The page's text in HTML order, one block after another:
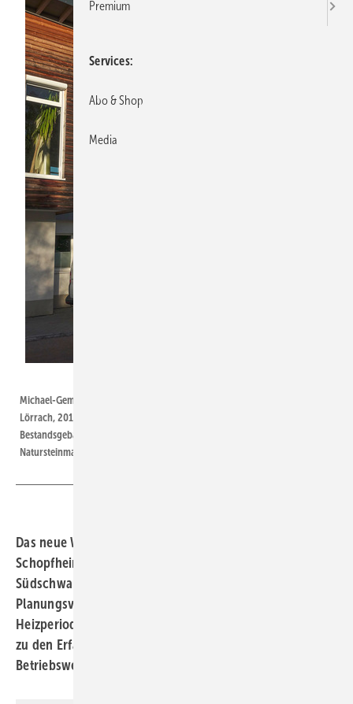
Michael-Gemeinschaft e. V., eine Jugendhilfeeinrichtung im Landkreis
Lörrach, 2019 von Öl auf Holzpellets umgestellt. Hinten das
Bestandsgebäude, links der Neubau mit Saal. Im Hang hinter der
Natursteinmauer ist das Pelletlager integriert.
Das neue Wärmenetz einer Jugendhilfeeinrichtung in
Schopfheim-Schweigmatt, auf den Höhen des
Südschwarzwaldes: So unkonventionell wie der
Planungsverlauf ist auch das Ergebnis. Nach zwei
Heizperioden äußert sich die fachkundige Bauherrschaft
zu den Erfahrungen ihrer speziellen Bau- und
Betriebsweise.
Premium
Services
Abo & Shop
Media